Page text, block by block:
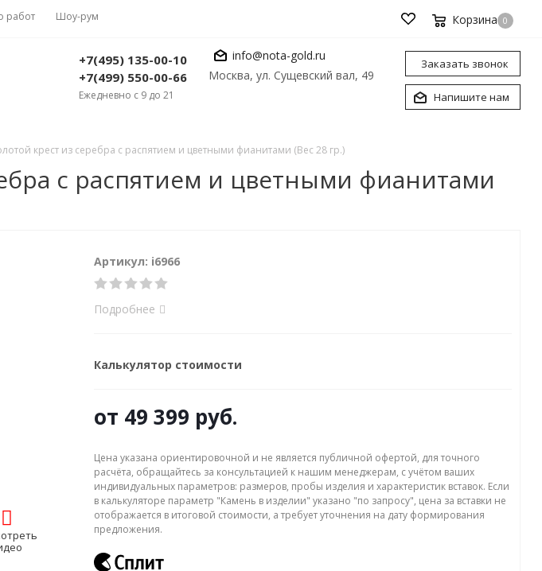
работ Шоу-рум Корзина 0
+7(495) 135-00-10
+7(499) 550-00-66
Ежедневно с 9 до 21
info@nota-gold.ru
Москва, ул. Сущевский вал, 49
Заказать звонок
Напишите нам
крест из серебра с распятием и цветными фианитами (Вес 28 гр.)
с распятием и цветными фианитами
Артикул: i6966
Подробнее
Калькулятор стоимости
от 49 399 руб.
Цена указана ориентировочной и не является публичной офертой, для точного
расчёта, обращайтесь за консультацией к нашим менеджерам, с учётом ваших
индивидуальных параметров: размеров, пробы изделия и характеристик вставок. Если
в калькуляторе параметр "Камень в изделии" указано "по запросу", цена за вставки не
отображается в итоговой стоимости, а требует уточнения на дату формирования
предложения.